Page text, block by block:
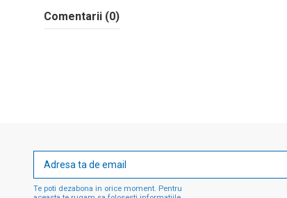
Comentarii (0)
Te poti dezabona in orice moment. Pentru